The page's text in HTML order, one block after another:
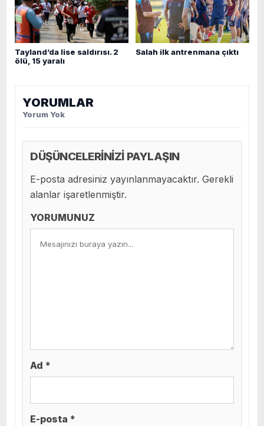
Tayland’da lise saldırısı. 2
ölü, 15 yaralı
Salah ilk antrenmana çıktı
YORUMLAR
Yorum Yok
DÜŞÜNCELERİNİZİ PAYLAŞIN
E-posta adresiniz yayınlanmayacaktır. Gerekli
alanlar işaretlenmiştir.
YORUMUNUZ
Ad *
E-posta *